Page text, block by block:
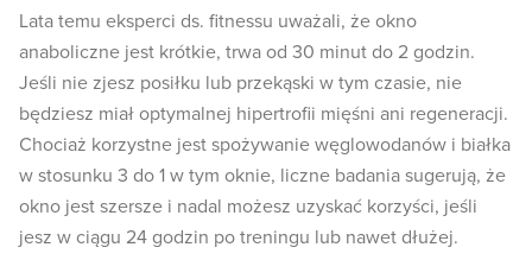
Lata temu eksperci ds. fitnessu uważali, że okno
anaboliczne jest krótkie, trwa od 30 minut do 2 godzin.
Jeśli nie zjesz posiłku lub przekąski w tym czasie, nie
będziesz miał optymalnej hipertrofii mięśni ani regeneracji.
Chociaż korzystne jest spożywanie węglowodanów i białka
w stosunku 3 do 1 w tym oknie, liczne badania sugerują, że
okno jest szersze i nadal możesz uzyskać korzyści, jeśli
jesz w ciągu 24 godzin po treningu lub nawet dłużej.